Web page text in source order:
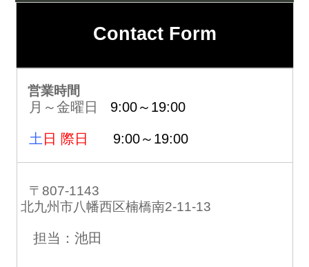
Contact Form
営業時間
月～金曜日 9:00～19:00
土 日 際日 9:00～19:00
〒807-1143
北九州市八幡西区楠橋南2-11-13
担当：池田